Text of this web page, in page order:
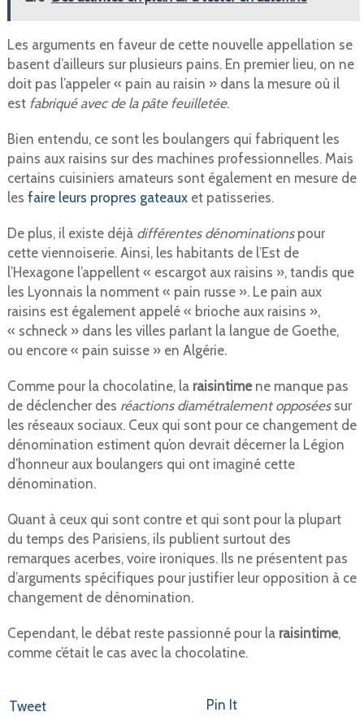
Les arguments en faveur de cette nouvelle appellation se
basent d’ailleurs sur plusieurs pains. En premier lieu, on ne
doit pas l’appeler « pain au raisin » dans la mesure où il
est fabriqué avec de la pâte feuilletée.
Bien entendu, ce sont les boulangers qui fabriquent les
pains aux raisins sur des machines professionnelles. Mais
certains cuisiniers amateurs sont également en mesure de
les faire leurs propres gateauxet patisseries.
De plus, il existe déjà différentes dénominationspour
cette viennoiserie. Ainsi, les habitants de l’Est de
l’Hexagone l’appellent « escargot aux raisins », tandis que
les Lyonnais la nomment « pain russe ». Le pain aux
raisins est également appelé « brioche aux raisins »,
« schneck » dans les villes parlant la langue de Goethe,
ou encore « pain suisse » en Algérie.
Comme pour la chocolatine, la raisintimene manque pas
de déclencher des réactions diamétralement opposéessur
les réseaux sociaux. Ceux qui sont pour ce changement de
dénomination estiment qu’on devrait décerner la Légion
d’honneur aux boulangers qui ont imaginé cette
dénomination.
Quant à ceux qui sont contre et qui sont pour la plupart
du temps des Parisiens, ils publient surtout des
remarques acerbes, voire ironiques. Ils ne présentent pas
d’arguments spécifiques pour justifier leur opposition à ce
changement de dénomination.
Cependant, le débat reste passionné pour la raisintime,
comme c’était le cas avec la chocolatine.
Tweet Pin It